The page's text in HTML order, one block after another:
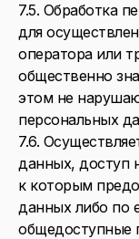
7.5. Обработка
для
оператора или
общественно
этом не
персональных
7.6.
данных, доступ
к которым
данных либо по
общедоступные